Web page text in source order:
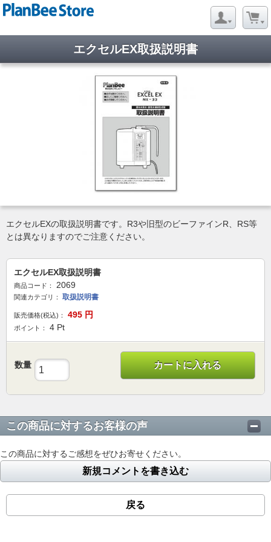
エクセルEX取扱説明書
エクセルEXの取扱説明書です。R3や旧型のビーファインR、RS等
とは異なりますのでご注意ください。
エクセルEX取扱説明書
商品コード： 2069
関連カテゴリ： 取扱説明書
販売価格(税込)： 495 円
ポイント： 4 Pt
数量 カートに入れる
この商品に対するお客様の声
この商品に対するご感想をぜひお寄せください。
新規コメントを書き込む
戻る